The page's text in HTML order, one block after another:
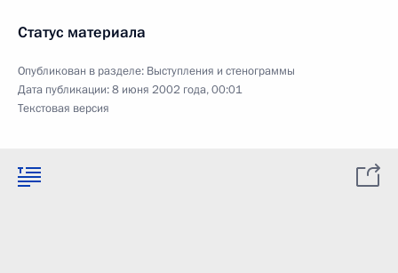
Статус материала
Опубликован в разделе: Выступления и стенограммы
Дата публикации:8 июня 2002 года, 00:01
Текстовая версия